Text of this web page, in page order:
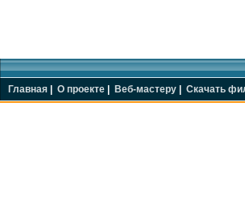
Главная О проекте Веб-мастеру Скачать